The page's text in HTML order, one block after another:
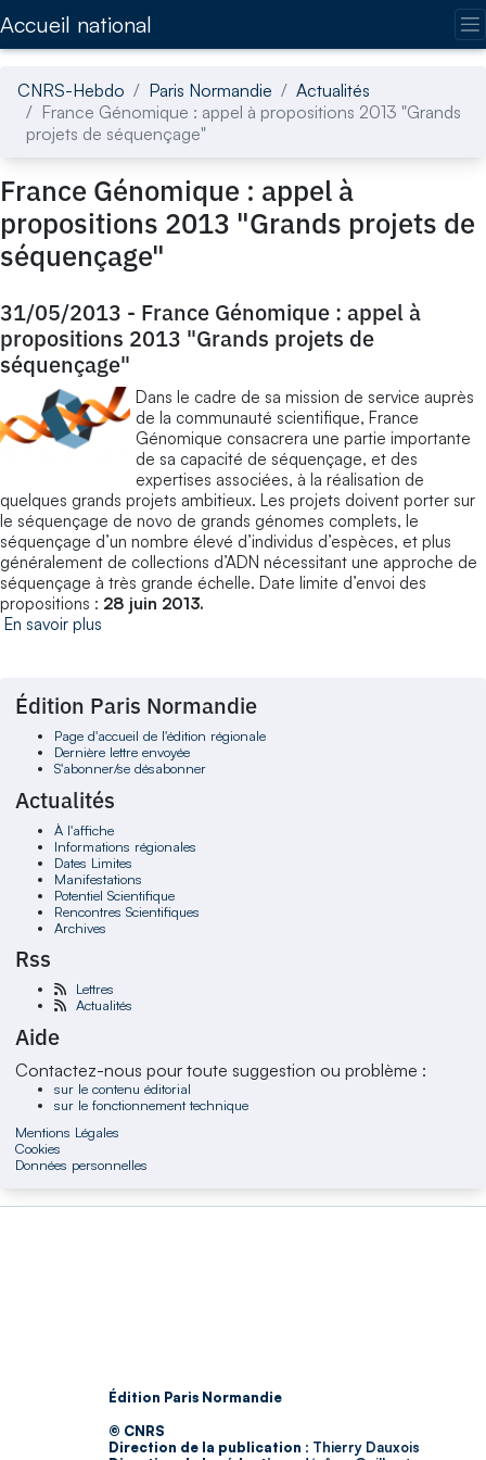
Accueil national
CNRS-Hebdo Paris Normandie
Actualités
France Génomique : appel à propositions 2013 "Grands
projets de séquençage"
France Génomique : appel à
propositions 2013 "Grands projets de
séquençage"
31/05/2013 - France Génomique : appel à
propositions 2013 "Grands projets de
séquençage"
Dans le cadre de sa mission de service auprès
de la communauté scientifique, France
Génomique consacrera une partie importante
de sa capacité de séquençage, et des
expertises associées, à la réalisation de
quelques grands projets ambitieux. Les projets doivent porter sur
le séquençage de novo de grands génomes complets, le
séquençage d’un nombre élevé d’individus d’espèces, et plus
généralement de collections d’ADN nécessitant une approche de
séquençage à très grande échelle. Date limite d’envoi des
propositions : 28 juin 2013.
En savoir plus
Édition Paris Normandie
Page d'accueil de l'édition régionale
Dernière lettre envoyée
S'abonner/se désabonner
Actualités
À l'affiche
Informations régionales
Dates Limites
Manifestations
Potentiel Scientifique
Rencontres Scientifiques
Archives
Rss
Lettres
Actualités
Aide
Contactez-nous pour toute suggestion ou problème :
sur le contenu éditorial
sur le fonctionnement technique
Mentions Légales
Cookies
Données personnelles
Édition Paris Normandie
© CNRS
Direction de la publication : Thierry Dauxois